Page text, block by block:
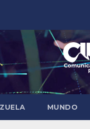
MUNDO